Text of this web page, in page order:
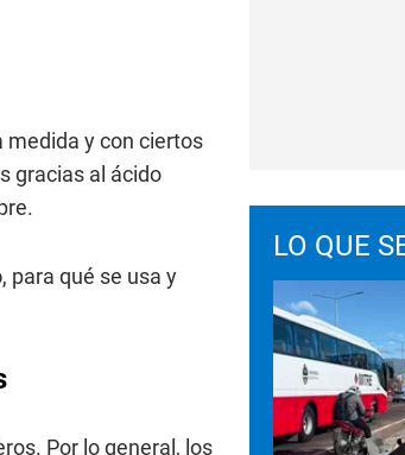
medida y con ciertos
gracias al ácido
, para qué se usa y
Por lo general, los
LO QUE